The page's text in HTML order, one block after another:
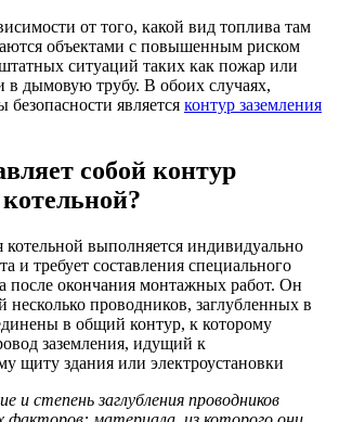
от того, какой вид топлива там
объектами с повышенным риском
ситуаций таких как пожар или
дымовую трубу. В обоих случаях,
безопасности является контур заземления
собой контур
котельной выполняется индивидуально
и требует составления специального
после окончания монтажных работ. Он
несколько проводников, заглубленных в
в общий контур, к которому
заземления, идущий к
щиту здания или электроустановки
и степень заглубления проводников